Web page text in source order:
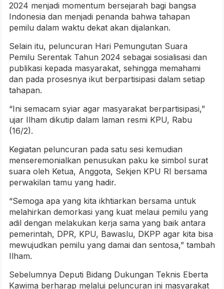
2024 menjadi momentum bersejarah bagi bangsa
Indonesia dan menjadi penanda bahwa tahapan
pemilu dalam waktu dekat akan dijalankan.
Selain itu, peluncuran Hari Pemungutan Suara
Pemilu Serentak Tahun 2024 sebagai sosialisasi dan
publikasi kepada masyarakat, sehingga memahami
dan pada prosesnya ikut berpartisipasi dalam setiap
tahapan.
“Ini semacam syiar agar masyarakat berpartisipasi,”
ujar Ilham dikutip dalam laman resmi KPU, Rabu
(16/2).
Kegiatan peluncuran pada satu sesi kemudian
menseremonialkan penusukan paku ke simbol surat
suara oleh Ketua, Anggota, Sekjen KPU RI bersama
perwakilan tamu yang hadir.
“Semoga apa yang kita ikhtiarkan bersama untuk
melahirkan demorkasi yang kuat melaui pemilu yang
adil dengan melakukan kerja sama yang baik antara
pemerintah, DPR, KPU, Bawaslu, DKPP agar kita bisa
mewujudkan pemilu yang damai dan sentosa,” tambah
Ilham.
Sebelumnya Deputi Bidang Dukungan Teknis Eberta
Kawima berharap melalui peluncuran ini masyarakat